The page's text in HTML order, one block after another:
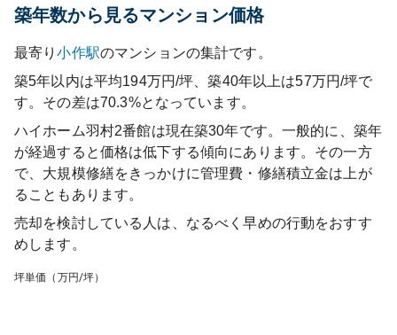
築年数から見るマンション価格
最寄り小作駅のマンションの集計です。
築5年以内は平均194万円/坪、築40年以上は57万円/坪で
す。その差は70.3%となっています。
ハイホーム羽村2番館は現在築30年です。一般的に、築年
が経過すると価格は低下する傾向にあります。その一方
で、大規模修繕をきっかけに管理費・修繕積立金は上が
ることもあります。
売却を検討している人は、なるべく早めの行動をおすす
めします。
坪単価（万円/坪）